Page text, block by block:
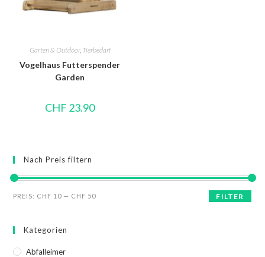
Garten & Outdoor, Tierbedarf
Vogelhaus Futterspender
Garden
CHF 23.90
Nach Preis filtern
FILTER
PREIS: CHF 10 — CHF 50
Kategorien
Abfalleimer